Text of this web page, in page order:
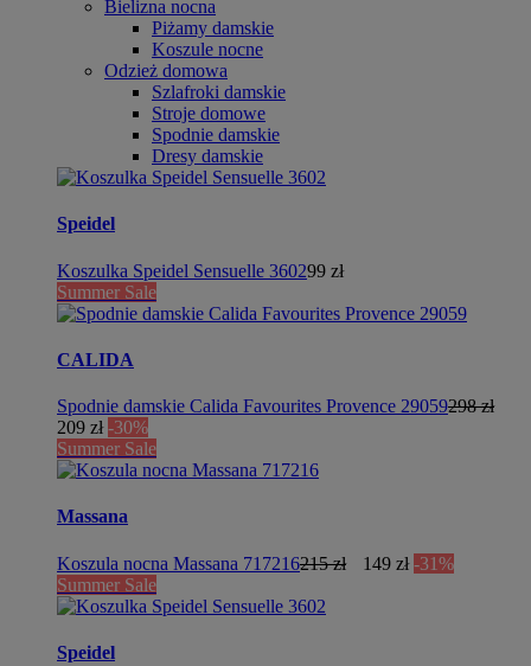
Bielizna nocna
Piżamy damskie
Koszule nocne
Odzież domowa
Szlafroki damskie
Stroje domowe
Spodnie damskie
Dresy damskie
Speidel
Koszulka Speidel Sensuelle 360299 zł
Summer Sale
CALIDA
Spodnie damskie Calida Favourites Provence 29059298 zł
209 zł -30%
Summer Sale
Massana
Koszula nocna Massana 717216215 zł 149 zł -31%
Summer Sale
Speidel